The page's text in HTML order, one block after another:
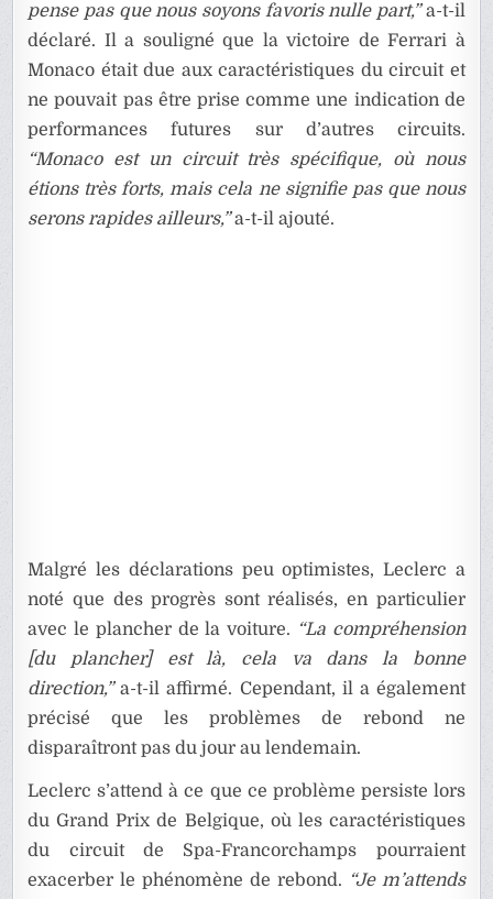
pense pas que nous soyons favoris nulle part,”a-t-il
déclaré. Il a souligné que la victoire de Ferrari à
Monaco était due aux caractéristiques du circuit et
ne pouvait pas être prise comme une indication de
performances futures sur d’autres circuits.
“Monaco est un circuit très spécifique, où nous
étions très forts, mais cela ne signifie pas que nous
serons rapides ailleurs,”a-t-il ajouté.
Malgré les déclarations peu optimistes, Leclerc a
noté que des progrès sont réalisés, en particulier
avec le plancher de la voiture. “La compréhension
[du plancher] est là, cela va dans la bonne
direction,”a-t-il affirmé. Cependant, il a également
précisé que les problèmes de rebond ne
disparaîtront pas du jour au lendemain.
Leclerc s’attend à ce que ce problème persiste lors
du Grand Prix de Belgique, où les caractéristiques
du circuit de Spa-Francorchamps pourraient
exacerber le phénomène de rebond. “Je m’attends